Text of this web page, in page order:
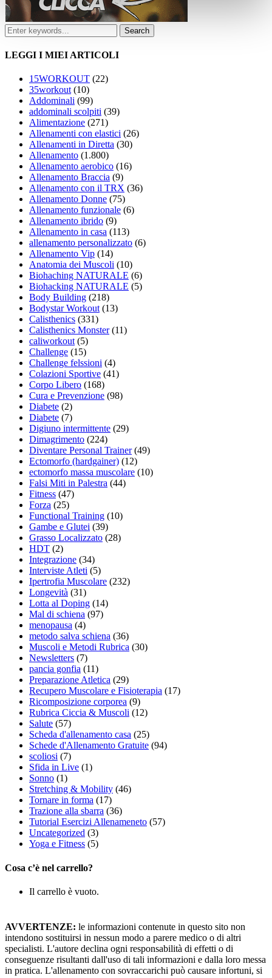
LEGGI I MIEI ARTICOLI
15WORKOUT (22)
35workout(10)
Addominali (99)
addominali scolpiti (39)
Alimentazione (271)
Allenamenti con elastici (26)
Allenamenti in Diretta (30)
Allenamento (1.800)
Allenamento aerobico (16)
Allenamento Braccia (9)
Allenamento con il TRX (36)
Allenamento Donne (75)
Allenamento funzionale (6)
Allenamento ibrido (9)
Allenamento in casa (113)
allenamento personalizzato (6)
Allenamento Vip (14)
Anatomia dei Muscoli (10)
Biohaching NATURALE (6)
Biohacking NATURALE (5)
Body Building (218)
Bodystar Workout(13)
Calisthenics (331)
Calisthenics Monster(11)
caliworkout(5)
Challenge (15)
Challenge felssioni (4)
Colazioni Sportive (41)
Corpo Libero (168)
Cura e Prevenzione (98)
Diabete (2)
Diabete (7)
Digiuno intermittente (29)
Dimagrimento (224)
Diventare Personal Trainer(49)
Ectomorfo (hardgainer) (12)
ectomorfo massa muscolare (10)
Falsi Miti in Palestra (44)
Fitness (47)
Forza (25)
Functional Training (10)
Gambe e Glutei (39)
Grasso Localizzato (28)
HDT (2)
Integrazione (34)
Interviste Atleti (5)
Ipertrofia Muscolare (232)
Longevità (31)
Lotta al Doping (14)
Mal di schiena (97)
menopausa (4)
metodo salva schiena (36)
Muscoli e Metodi Rubrica (30)
Newsletters (7)
pancia gonfia (11)
Preparazione Atletica (29)
Recupero Muscolare e Fisioterapia (17)
Ricomposizione corporea (9)
Rubrica Ciccia & Muscoli (12)
Salute (57)
Scheda d'allenamento casa (25)
Schede d'Allenamento Gratuite (94)
scoliosi (7)
Sfida in Live (1)
Sonno (1)
Stretching & Mobility (46)
Tornare in forma (17)
Trazione alla sbarra (36)
Tutorial Esercizi Allenameneto (57)
Uncategorized (3)
Yoga e Fitness (5)
Cosa c’è nel carrello?
Il carrello è vuoto.
AVVERTENZE: le informazioni contenute in questo sito non
intendono sostituirsi in nessun modo a parere medico o di altri
specialisti. L'autore declina ogni responsabilità di effetti o di
conseguenze risultanti dall'uso di tali informazioni e dalla loro messa
in pratica. L'allenamento con sovraccarichi può causare infortuni, si